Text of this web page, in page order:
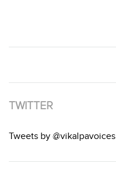
TWITTER
Tweets by @vikalpavoices